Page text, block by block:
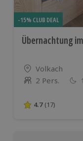
-15% CLUB DEAL
Übernachtung
Standort
Volkach
Anzahl der
2 Pers.
4.7 von 5
4.7 (17)